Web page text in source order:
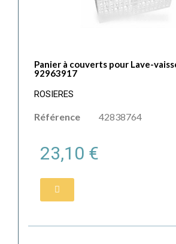
Panier à couverts pour Lave-
92963917
ROSIERES
Référence 42838764
23,10 €